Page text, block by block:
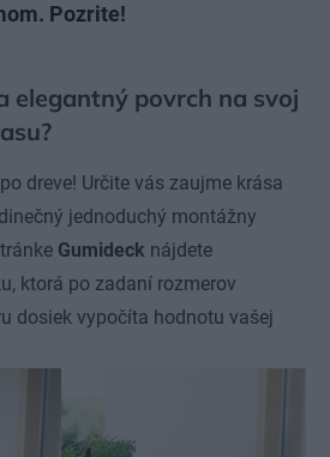
Pozrite!
elegantný povrch na svoj
dreve! Určite vás zaujme krása
jednoduchý montážny
Gumideck nájdete
ktorá po zadaní rozmerov
dosiek vypočíta hodnotu vašej